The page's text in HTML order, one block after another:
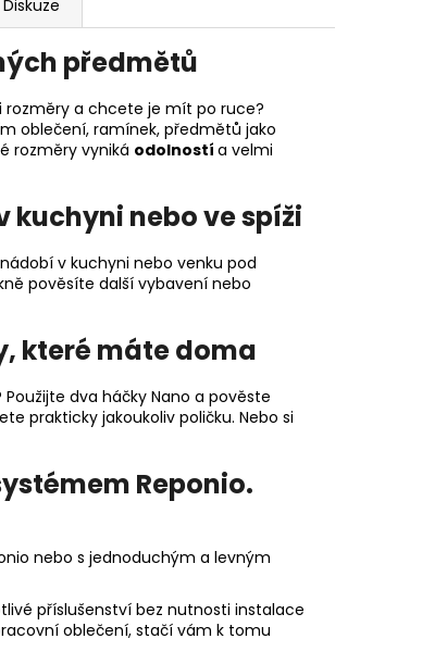
Diskuze
předmětů
a chcete je mít po ruce?
oblečení, ramínek, předmětů jako
rozměry vyniká odolností a velmi
kuchyni nebo ve spíži
v kuchyni nebo venku pod
pověsíte další vybavení nebo
které máte doma
dva háčky Nano a pověste
prakticky jakoukoliv poličku. Nebo si
Reponio.
nebo s jednoduchým a levným
příslušenství bez nutnosti instalace
oblečení, stačí vám k tomu